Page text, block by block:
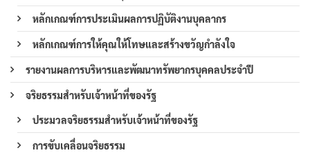
หลักเกณฑ์การประเมินผลการปฏิบัติงานบุคลากร
หลักเกณฑ์การให้คุณให้โทษและสร้างขวัญกำลังใจ
รายงานผลการบริหารและพัฒนาทรัพยากรบุคคลประจำปี
จริยธรรมสำหรับเจ้าหน้าที่ของรัฐ
ประมวลจริยธรรมสำหรับเจ้าหน้าที่ของรัฐ
การขับเคลื่อนจริยธรรม